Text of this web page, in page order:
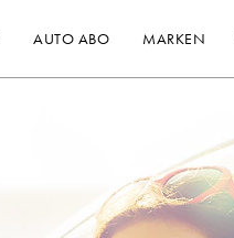
AUTO ABO MARKEN